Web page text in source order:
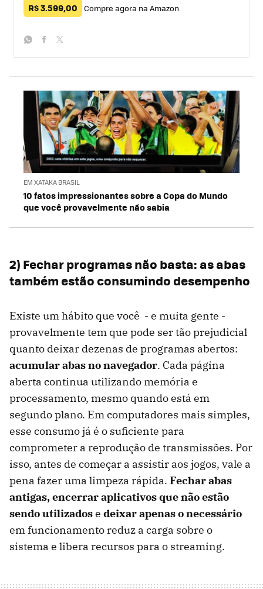
R$ 3.599,00 Compre agora na Amazon
EM XATAKA BRASIL
10 fatos impressionantes sobre a Copa do Mundo
que você provavelmente não sabia
2) Fechar programas não basta: as abas
também estão consumindo desempenho
Existe um hábito que você - e muita gente -
provavelmente tem que pode ser tão prejudicial
quanto deixar dezenas de programas abertos:
acumular abas no navegador. Cada página
aberta continua utilizando memória e
processamento, mesmo quando está em
segundo plano. Em computadores mais simples,
esse consumo já é o suficiente para
comprometer a reprodução de transmissões. Por
isso, antes de começar a assistir aos jogos, vale a
pena fazer uma limpeza rápida. Fechar abas
antigas, encerrar aplicativos que não estão
sendo utilizadose deixar apenas o necessário
em funcionamento reduz a carga sobre o
sistema e libera recursos para o streaming.